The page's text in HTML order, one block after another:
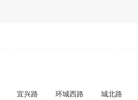
宜兴路 环城西路 城北路